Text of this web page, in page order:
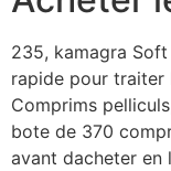
235, kamagra
rapide pour traiter
Comprims
bote de 370
avant dacheter en